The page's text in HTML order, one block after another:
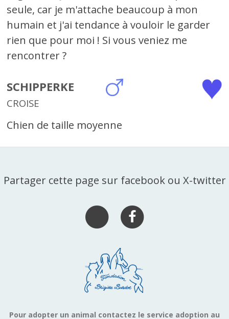
seule, car je m'attache beaucoup à mon
humain et j'ai tendance à vouloir le garder
rien que pour moi ! Si vous veniez me
rencontrer ?
SCHIPPERKE
CROISE
Chien de taille moyenne
Partager cette page sur facebook ou X-twitter
Pour adopter un animal contactez le service adoption au